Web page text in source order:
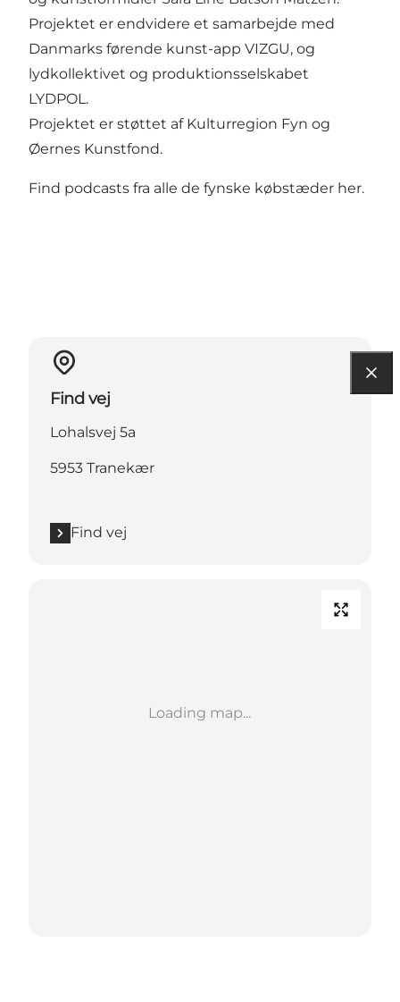
Projektet er endvidere et samarbejde med
Danmarks førende kunst-app VIZGU, og
lydkollektivet og produktionsselskabet
LYDPOL.
Projektet er støttet af Kulturregion Fyn og
Øernes Kunstfond.
Find podcasts fra alle de fynske købstæder her.
Find vej
Lohalsvej 5a
5953 Tranekær
Find vej
Loading map...